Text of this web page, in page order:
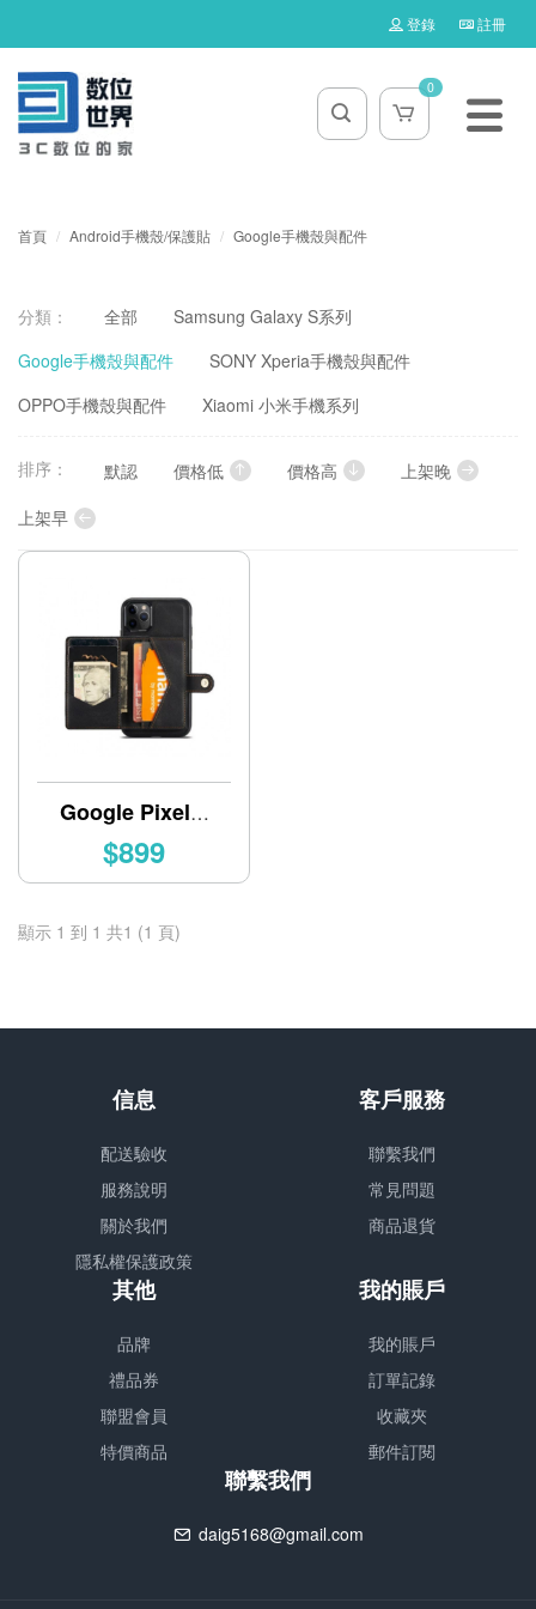
登錄 註冊
0
首頁 Android手機殼/保護貼 Google手機殼與配件
分類： 全部
Samsung Galaxy S系列
Google手機殼與配件
SONY Xperia手機殼與配件
OPPO手機殼與配件
Xiaomi 小米手機系列
排序： 默認 價格低 價格高
上架晚
上架早
Google Pixel 6
附卡夾皮革磁吸
手機殼
$899
顯示 1 到 1 共1 (1 頁)
信息
配送驗收
服務說明
關於我們
隱私權保護政策
客戶服務
聯繫我們
常見問題
商品退貨
其他
品牌
禮品券
聯盟會員
特價商品
我的賬戶
我的賬戶
訂單記錄
收藏夾
郵件訂閱
聯繫我們
daig5168@gmail.com